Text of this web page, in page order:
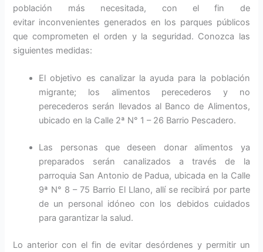
población más necesitada, con el fin de
evitar inconvenientes generados en los parques públicos
que comprometen el orden y la seguridad. Conozca las
siguientes medidas:
El objetivo es canalizar la ayuda para la población
migrante; los alimentos perecederos y no
perecederos serán llevados al Banco de Alimentos,
ubicado en la Calle 2ª N° 1 – 26 Barrio Pescadero.
Las personas que deseen donar alimentos ya
preparados serán canalizados a través de la
parroquia San Antonio de Padua, ubicada en la Calle
9ª N° 8 – 75 Barrio El Llano, allí se recibirá por parte
de un personal idóneo con los debidos cuidados
para garantizar la salud.
Lo anterior con el fin de evitar desórdenes y permitir un